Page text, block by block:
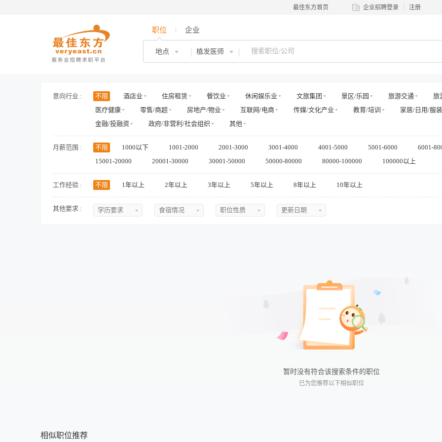
最佳东方首页 企业招聘登录 注册
职位 企业
地点 植发医师
意向行业 : 不限 酒店业 住房租赁 餐饮业 休闲娱乐业 文旅集团 景区/乐园 旅游交通 旅
医疗健康
零售/商超 房地产/物业 互联网/电商 传媒/文化产业 教育/培训 家居/日用/服装
金融/投融资
政府/非营利/社会组织 其他
月薪范围 : 不限 1000以下 1001-2000 2001-3000 3001-4000 4001-5000 5001-6000 6001-
15001-20000
20001-30000 30001-50000 50000-80000 80000-100000 100000以上
工作经验 : 不限 1年以上 2年以上 3年以上 5年以上 8年以上 10年以上
其他要求 : 学历要求 食宿情况 职位性质 更新日期
暂时没有符合该搜索条件的职位
已为您推荐以下相似职位
相似职位推荐